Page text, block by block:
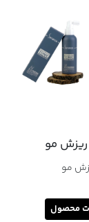
مو
مو
محصول